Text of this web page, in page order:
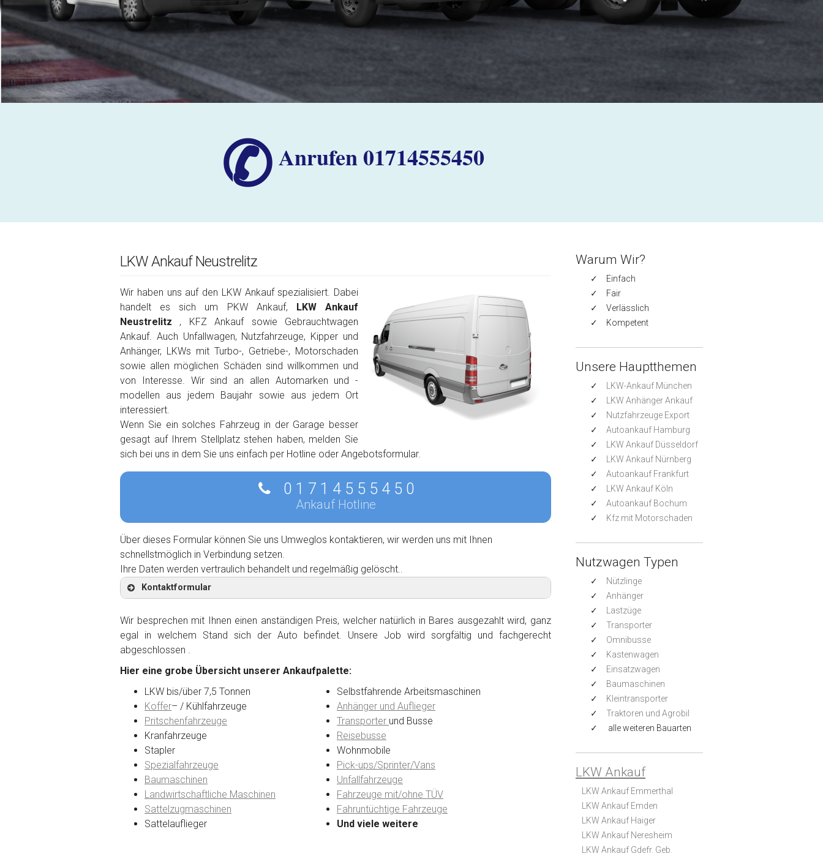
✆Anrufen 01714555450
LKW Ankauf Neustrelitz
Wir haben uns auf den LKW Ankauf spezialisiert. Dabei
handelt es sich um PKW Ankauf,
LKW Ankauf
Neustrelitz , KFZ Ankauf sowie Gebrauchtwagen
Ankauf. Auch Unfallwagen, Nutzfahrzeuge, Kipper und
Anhänger, LKWs mit Turbo-, Getriebe-, Motorschaden
sowie allen möglichen Schäden sind willkommen und
von Interesse. Wir sind an allen Automarken und -
modellen aus jedem Baujahr sowie aus jedem Ort
interessiert.
Wenn Sie ein solches Fahrzeug in der Garage besser
gesagt auf Ihrem Stellplatz stehen haben, melden Sie
sich bei uns in dem Sie uns einfach per Hotline oder Angebotsformular.
0 1 7 1 4 5 5 5 4 5 0
Ankauf Hotline
Über dieses Formular können Sie uns Umweglos kontaktieren, wir werden uns mit Ihnen
schnellstmöglich in Verbindung setzen.
Ihre Daten werden vertraulich behandelt und regelmäßig gelöscht..
Kontaktformular
Kontaktformular
Marke*
Model
Baujahr
Getriebe
Wir besprechen mit Ihnen einen anständigen Preis, welcher natürlich in Bares ausgezahlt wird, ganz
egal in welchem Stand sich der Auto befindet. Unsere Job wird sorgfältig und fachgerecht
abgeschlossen .
Hier eine grobe Übersicht unserer Ankaufpalette:
LKW bis/über 7,5 Tonnen
Koffer– / Kühlfahrzeuge
Pritschenfahrzeuge
Kranfahrzeuge
Stapler
Spezialfahrzeuge
Baumaschinen
Landwirtschaftliche Maschinen
Sattelzugmaschinen
Sattelauflieger
Selbstfahrende Arbeitsmaschinen
Anhänger und Auflieger
Transporter und Busse
Reisebusse
Wohnmobile
Pick-ups/Sprinter/Vans
Unfallfahrzeuge
Fahrzeuge mit/ohne TÜV
Fahruntüchtige Fahrzeuge
Und viele weitere
Warum Wir?
Einfach
Fair
Verlässlich
Kompetent
Unsere Hauptthemen
LKW-Ankauf München
LKW Anhänger Ankauf
Nutzfahrzeuge Export
Autoankauf Hamburg
LKW Ankauf Düsseldorf
LKW Ankauf Nürnberg
Autoankauf Frankfurt
LKW Ankauf Köln
Autoankauf Bochum
Kfz mit Motorschaden
Nutzwagen Typen
Nützlinge
Anhänger
Lastzüge
Transporter
Omnibusse
Kastenwagen
Einsatzwagen
Baumaschinen
Kleintransporter
Traktoren und Agrobil
alle weiteren Bauarten
LKW Ankauf
LKW Ankauf Emmerthal
LKW Ankauf Emden
LKW Ankauf Haiger
LKW Ankauf Neresheim
LKW Ankauf Gdefr. Geb.